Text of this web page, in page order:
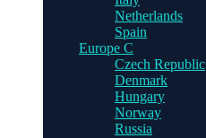
Netherlands
Spain
Europe C
Czech Republic
Denmark
Hungary
Norway
Russia